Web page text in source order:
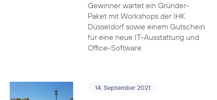
Gewinner wartet ein Gründer-
Paket mit Workshops der IHK
Düsseldorf sowie einem Gutschein
für eine neue IT-Ausstattung und
Office-Software.
14. September 2021